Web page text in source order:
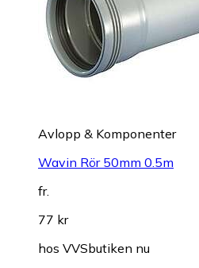
Avlopp & Komponenter
Wavin Rör 50mm 0.5m
fr.
77 kr
hos VVSbutiken nu